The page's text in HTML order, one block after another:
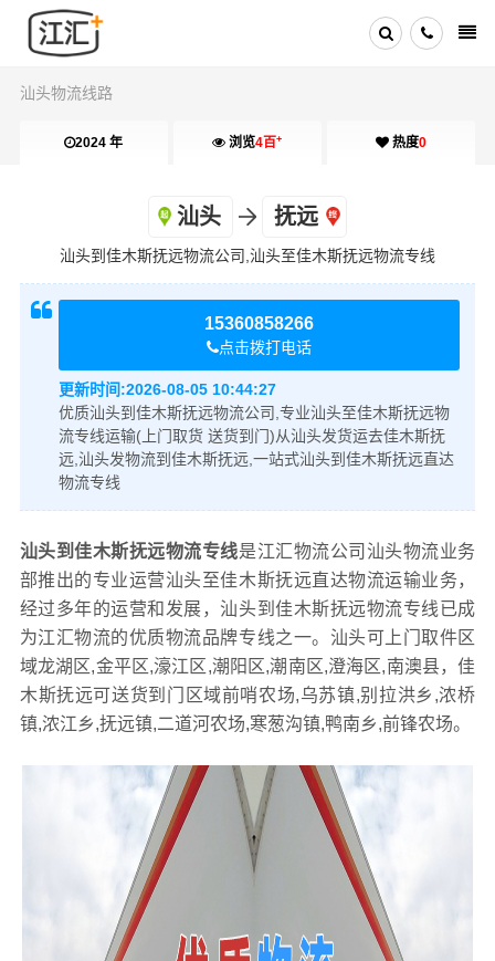
汕头物流线路
2024 年 浏览4百+ 热度0
汕头 抚远
汕头到佳木斯抚远物流公司,汕头至佳木斯抚远物流专线
15360858266
点击拨打电话
更新时间:2026-08-05 10:44:27
优质汕头到佳木斯抚远物流公司,专业汕头至佳木斯抚远物
流专线运输(上门取货 送货到门)从汕头发货运去佳木斯抚
远,汕头发物流到佳木斯抚远,一站式汕头到佳木斯抚远直达
物流专线
汕头到佳木斯抚远物流专线是江汇物流公司汕头物流业务
部推出的专业运营汕头至佳木斯抚远直达物流运输业务，
经过多年的运营和发展，汕头到佳木斯抚远物流专线已成
为江汇物流的优质物流品牌专线之一。汕头可上门取件区
域龙湖区,金平区,濠江区,潮阳区,潮南区,澄海区,南澳县，佳
木斯抚远可送货到门区域前哨农场,乌苏镇,别拉洪乡,浓桥
镇,浓江乡,抚远镇,二道河农场,寒葱沟镇,鸭南乡,前锋农场。